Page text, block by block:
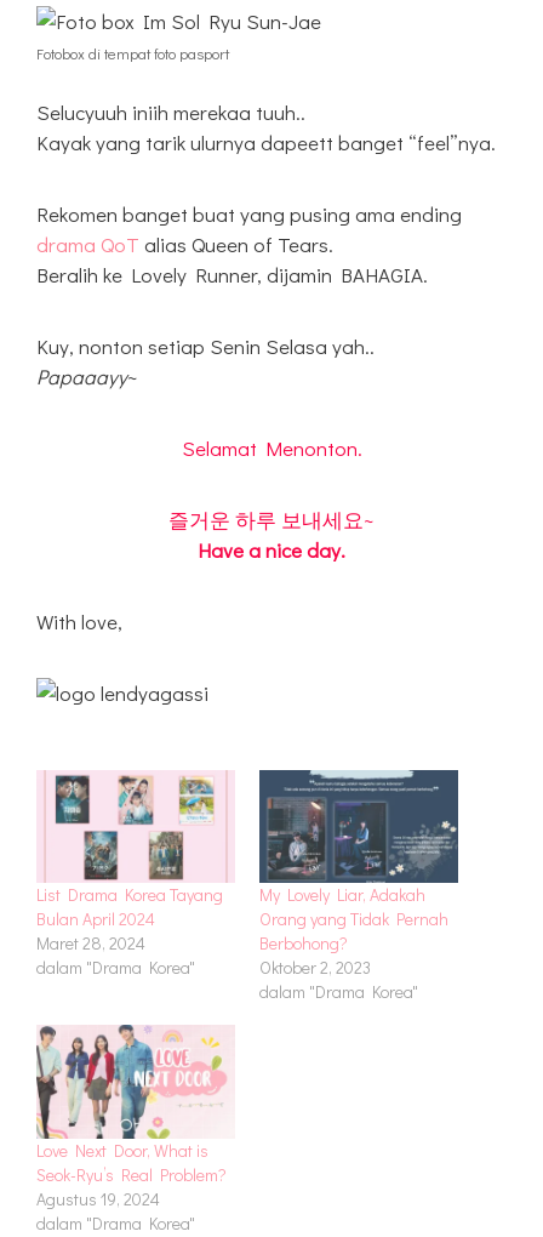
Fotobox di tempat foto pasport
Selucyuuh iniih merekaa tuuh..
Kayak yang tarik ulurnya dapeett banget “feel”nya.
Rekomen banget buat yang pusing ama ending
drama QoT alias Queen of Tears.
Beralih ke Lovely Runner, dijamin BAHAGIA.
Kuy, nonton setiap Senin Selasa yah..
Papaaayy~
Selamat Menonton.
즐거운 하루 보내세요~
Have a nice day.
With love,
List Drama Korea Tayang
Bulan April 2024
Maret 28, 2024
dalam "Drama Korea"
My Lovely Liar, Adakah
Orang yang Tidak Pernah
Berbohong?
Oktober 2, 2023
dalam "Drama Korea"
Love Next Door, What is
Seok-Ryu’s Real Problem?
Agustus 19, 2024
dalam "Drama Korea"